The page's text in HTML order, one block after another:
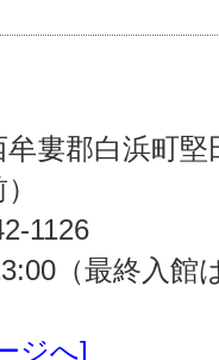
牟婁郡白浜町
1126
（最終入館
ジへ]